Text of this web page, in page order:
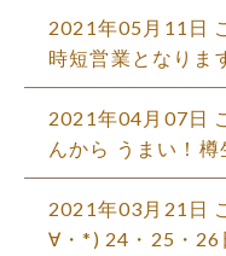
2021年05月11日
時短営業となりま
2021年04月07日
んから うまい！
2021年03月21日
∀・*) 24・25・26